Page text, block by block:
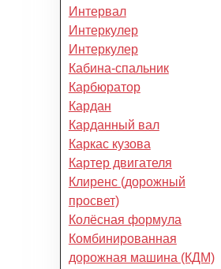
Интервал
Интеркулер
Интеркулер
Кабина-спальник
Карбюратор
Кардан
Карданный вал
Каркас кузова
Картер двигателя
Клиренс (дорожный
просвет)
Колёсная формула
Комбинированная
дорожная машина (КДМ)